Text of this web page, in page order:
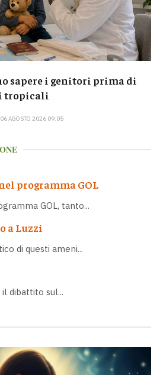
sapere i genitori prima di
tropicali
AGOSTO 2026 09:05
programma GOL
GOL, tanto...
a Luzzi
di questi ameni...
dibattito sul...